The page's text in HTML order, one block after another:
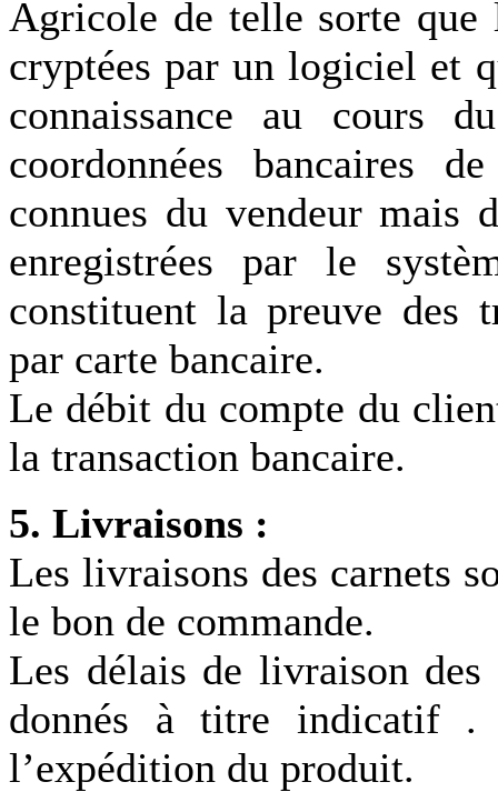
Agricole de telle sorte que
cryptées par un logiciel et
connaissance au cours
coordonnées bancaires
connues du vendeur mais
enregistrées par le
constituent la preuve des
par carte bancaire.
Le débit du compte du
la transaction bancaire.
5. Livraisons :
Les livraisons des carnets
le bon de commande.
Les délais de livraison
donnés à titre indicatif
l’expédition du produit.